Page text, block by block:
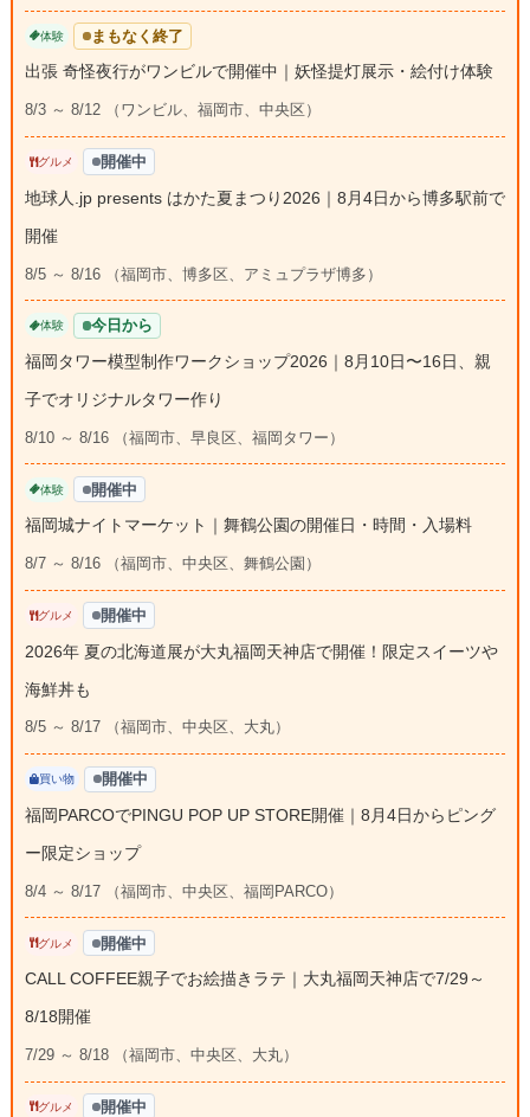
体験 まもなく終了
出張 奇怪夜行がワンビルで開催中｜妖怪提灯展示・絵付け体験
8/3 ～ 8/12 （ワンビル、福岡市、中央区）
グルメ 開催中
地球人.jp presents はかた夏まつり2026｜8月4日から博多駅前で
開催
8/5 ～ 8/16 （福岡市、博多区、アミュプラザ博多）
体験 今日から
福岡タワー模型制作ワークショップ2026｜8月10日〜16日、親
子でオリジナルタワー作り
8/10 ～ 8/16 （福岡市、早良区、福岡タワー）
体験 開催中
福岡城ナイトマーケット｜舞鶴公園の開催日・時間・入場料
8/7 ～ 8/16 （福岡市、中央区、舞鶴公園）
グルメ 開催中
2026年 夏の北海道展が大丸福岡天神店で開催！限定スイーツや
海鮮丼も
8/5 ～ 8/17 （福岡市、中央区、大丸）
買い物 開催中
福岡PARCOでPINGU POP UP STORE開催｜8月4日からピング
ー限定ショップ
8/4 ～ 8/17 （福岡市、中央区、福岡PARCO）
グルメ 開催中
CALL COFFEE親子でお絵描きラテ｜大丸福岡天神店で7/29～
8/18開催
7/29 ～ 8/18 （福岡市、中央区、大丸）
グルメ 開催中